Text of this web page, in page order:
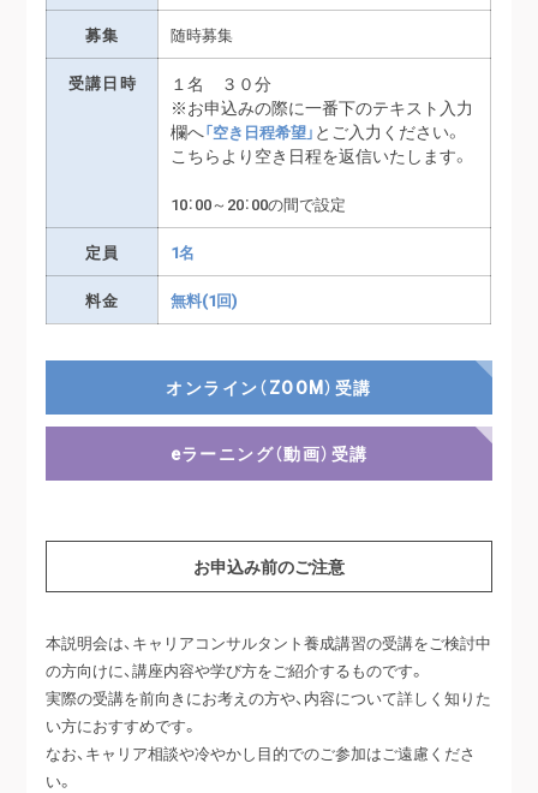
募集 随時募集
受講日時
１名 ３０分
※お申込みの際に一番下のテキスト入力
欄へ「空き日程希望」 とご入力ください。
こちらより空き日程を返信いたします。
10：00～20：00の間で設定
定員 1名
料金 無料(1回)
オンライン（ZOOM）受講
eラーニング（動画）受講
お申込み前のご注意
本説明会は、キャリアコンサルタント養成講習の受講をご検討中
の方向けに、講座内容や学び方をご紹介するものです。
実際の受講を前向きにお考えの方や、内容について詳しく知りた
い方におすすめです。
なお、キャリア相談や冷やかし目的でのご参加はご遠慮くださ
い。